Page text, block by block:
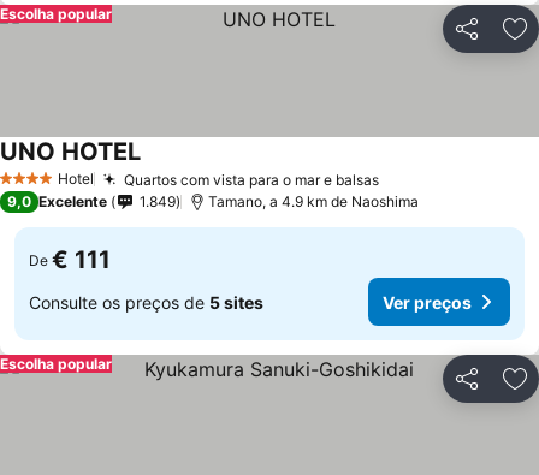
Partilhar
Escolha popular
4 EstrelasHotel Quartos com vista para o mar e balsas
UNO HOTEL
9,0 Excelente 1.849 Tamano, a 4.9 km de Naoshima
De € 111
Consulte os preços de 5 sites Ver preços
Partilhar
Escolha popular